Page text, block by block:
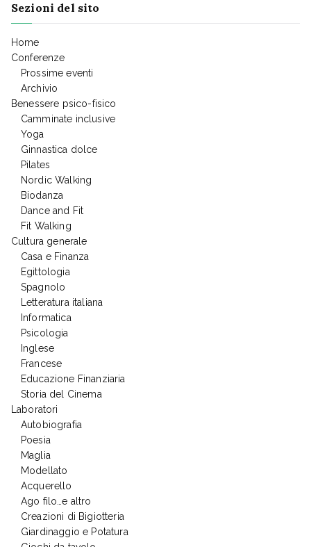
Sezioni del sito
Home
Conferenze
Prossime eventi
Archivio
Benessere psico-fisico
Camminate inclusive
Yoga
Ginnastica dolce
Pilates
Nordic Walking
Biodanza
Dance and Fit
Fit Walking
Cultura generale
Casa e Finanza
Egittologia
Spagnolo
Letteratura italiana
Informatica
Psicologia
Inglese
Francese
Educazione Finanziaria
Storia del Cinema
Laboratori
Autobiografia
Poesia
Maglia
Modellato
Acquerello
Ago filo…e altro
Creazioni di Bigiotteria
Giardinaggio e Potatura